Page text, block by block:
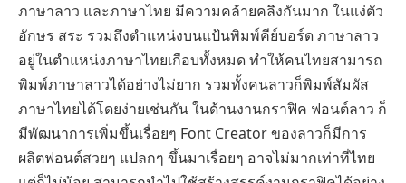
ภาษาลาว และภาษาไทย มีความคล้ายคลึงกันมาก ในแง่ตัว
อักษร สระ รวมถึงตำแหน่งบนแป้นพิมพ์คีย์บอร์ด ภาษาลาว
อยู่ในตำแหน่งภาษาไทยเกือบทั้งหมด ทำให้คนไทยสามารถ
พิมพ์ภาษาลาวได้อย่างไม่ยาก รวมทั้งคนลาวก็พิมพ์สัมผัส
ภาษาไทยได้โดยง่ายเช่นกัน ในด้านงานกราฟิค ฟอนต์ลาว ก็
มีพัฒนาการเพิ่มขึ้นเรื่อยๆ Font Creator ของลาวก็มีการ
ผลิตฟอนต์สวยๆ แปลกๆ ขึ้นมาเรื่อยๆ อาจไม่มากเท่าที่ไทย